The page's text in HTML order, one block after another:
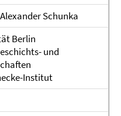
Schunka
Berlin
und
Institut